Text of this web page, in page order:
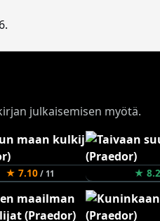
julkaisemisen myötä.
★ 7.10/ 11 ★